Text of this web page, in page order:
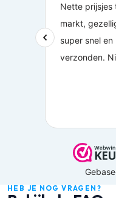
HEB JE NOG VRAGEN?